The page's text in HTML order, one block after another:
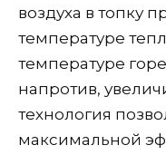
воздуха в топку
температуре
температуре
напротив,
технология
максимальной